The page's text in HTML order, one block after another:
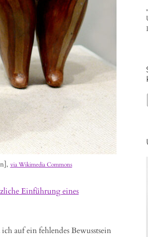
via Wikimedia Commons
Einführung eines
auf ein fehlendes Bewusstsein